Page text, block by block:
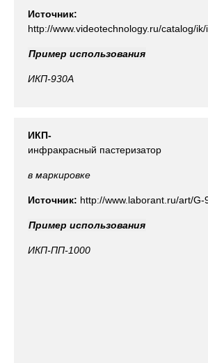
Источник:
http://www.videotechnology.ru/catalog/
Пример использования
ИКП-930А
ИКП-
инфракрасный пастеризатор
в маркировке
Источник: http://www.laborant.ru/art/G-
Пример использования
ИКП-ПП-1000